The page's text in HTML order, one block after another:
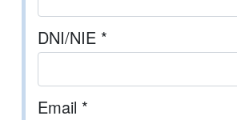
DNI/NIE *
Email *